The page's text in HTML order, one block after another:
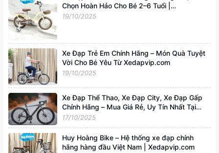
Chọn Hoàn Hảo Cho Bé 2–6 Tuổi |
Xedapvip.com
19/10/2025
Xe Đạp Trẻ Em Chính Hãng – Món Quà Tuyệt
Vời Cho Bé Yêu Từ Xedapvip.com
19/10/2025
Xe Đạp Thể Thao, Xe Đạp City, Xe Đạp Gấp
Chính Hãng – Mua Giá Rẻ, Uy Tín Nhất Tại
Xedapvip.com
17/10/2025
Huy Hoàng Bike – Hệ thống xe đạp chính
hãng hàng đầu Việt Nam | Xedapvip.com